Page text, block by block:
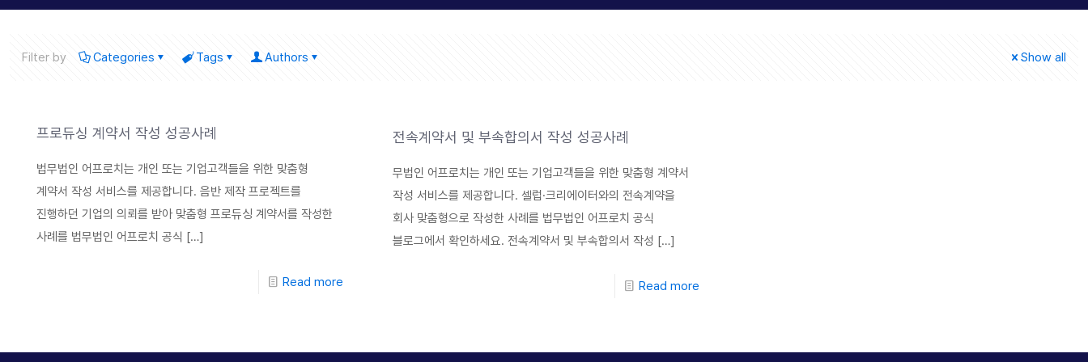
Filter by Categories Tags Authors Show all
프로듀싱 계약서 작성 성공사례
법무법인 어프로치는 개인 또는 기업고객들을 위한 맞춤형
계약서 작성 서비스를 제공합니다. 음반 제작 프로젝트를
진행하던 기업의 의뢰를 받아 맞춤형 프로듀싱 계약서를 작성한
사례를 법무법인 어프로치 공식 […]
Read more
전속계약서 및 부속합의서 작성 성공사례
무법인 어프로치는 개인 또는 기업고객들을 위한 맞춤형 계약서
작성 서비스를 제공합니다. 셀럽·크리에이터와의 전속계약을
회사 맞춤형으로 작성한 사례를 법무법인 어프로치 공식
블로그에서 확인하세요. 전속계약서 및 부속합의서 작성 […]
Read more